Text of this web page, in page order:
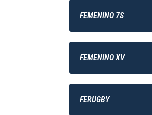
FEMENINO 7S
FEMENINO XV
FERUGBY